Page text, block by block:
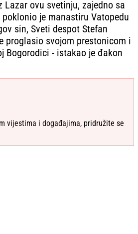
Lazar ovu svetinju, zajedno sa
je manastiru Vatopedu
sin, Sveti despot Stefan
proglasio svojom prestonicom i
Bogorodici - istakao je đakon
vijestima i događajima, pridružite se